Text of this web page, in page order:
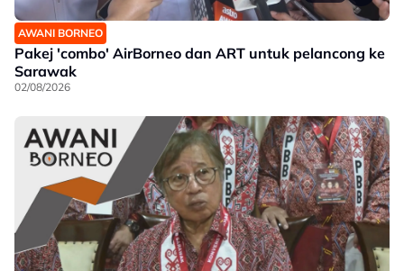
AWANI BORNEO
Pakej 'combo' AirBorneo dan ART untuk pelancong ke
Sarawak
02/08/2026